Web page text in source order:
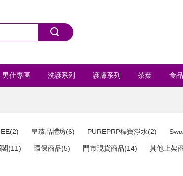
男仕專區 洗護系列 護膚系列 茶葉 食品
皇臻品禮坊(6) PUREPRP標寶淨水(2)
閣(11) 環保商品(5) 門市現貨商品(14) 其他上架